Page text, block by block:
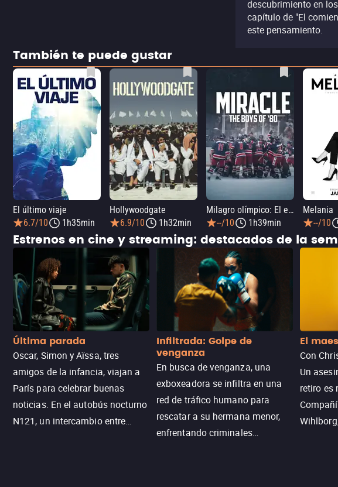
descubrimiento en
capítulo de "El
este pensamiento.
También te puede gustar
El último viaje
6.7/10
1h35min
Hollywoodgate
6.9/10
1h32min
Milagro olímpico: El equipo de hockey sobre hielo de 1980
--/10
1h39min
Melania
--/10
Estrenos en cine y streaming: destacados de la
Última parada
Oscar, Simon y Aïssa, tres
amigos de la infancia, viajan a
París para celebrar buenas
noticias. En el autobús nocturno
N121, un intercambio entre
Infiltrada: Golpe de
venganza
En busca de venganza, una
exboxeadora se infiltra en una
red de tráfico humano para
rescatar a su hermana menor,
enfrentando criminales
El
Con
Un
retiro es